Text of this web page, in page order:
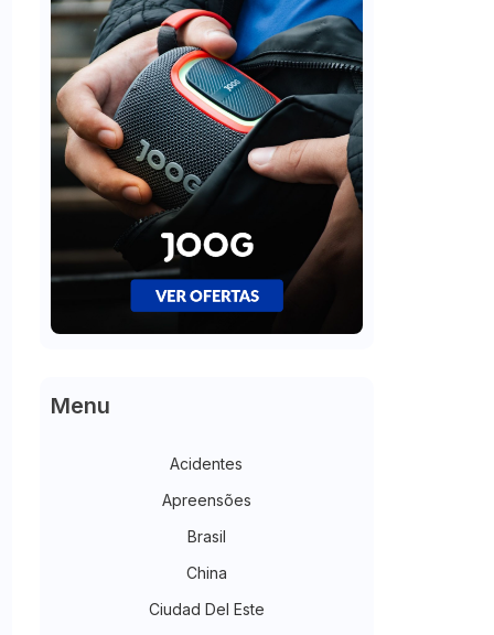
Menu
Acidentes
Apreensões
Brasil
China
Ciudad Del Este